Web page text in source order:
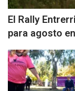
El Rally
para agosto